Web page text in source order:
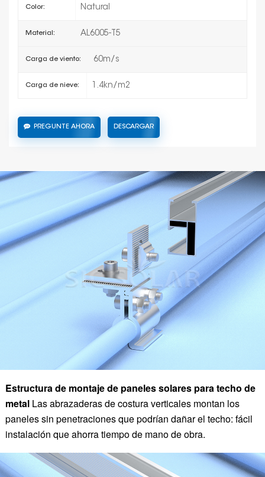
Color: Natural
Material: AL6005-T5
Carga de viento: 60m/s
Carga de nieve: 1.4kn/m2
PREGUNTE AHORA DESCARGAR
Estructura de montaje de paneles solares para techo de
metal Las abrazaderas de costura verticales montan los
paneles sin penetraciones que podrían dañar el techo: fácil
instalación que ahorra tiempo de mano de obra.